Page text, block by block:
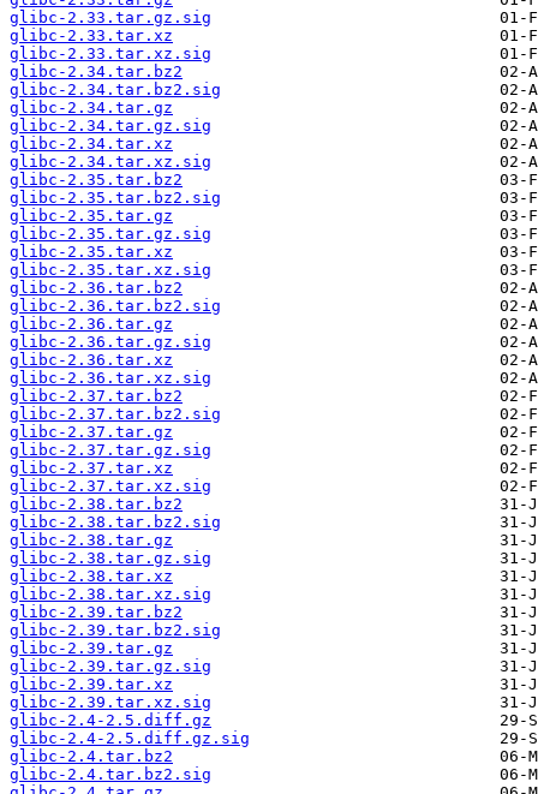
glibc-2.33.tar.gz.sig
glibc-2.33.tar.xz
glibc-2.33.tar.xz.sig
glibc-2.34.tar.bz2
glibc-2.34.tar.bz2.sig
glibc-2.34.tar.gz
glibc-2.34.tar.gz.sig
glibc-2.34.tar.xz
glibc-2.34.tar.xz.sig
glibc-2.35.tar.bz2
glibc-2.35.tar.bz2.sig
glibc-2.35.tar.gz
glibc-2.35.tar.gz.sig
glibc-2.35.tar.xz
glibc-2.35.tar.xz.sig
glibc-2.36.tar.bz2
glibc-2.36.tar.bz2.sig
glibc-2.36.tar.gz
glibc-2.36.tar.gz.sig
glibc-2.36.tar.xz
glibc-2.36.tar.xz.sig
glibc-2.37.tar.bz2
glibc-2.37.tar.bz2.sig
glibc-2.37.tar.gz
glibc-2.37.tar.gz.sig
glibc-2.37.tar.xz
glibc-2.37.tar.xz.sig
glibc-2.38.tar.bz2
glibc-2.38.tar.bz2.sig
glibc-2.38.tar.gz
glibc-2.38.tar.gz.sig
glibc-2.38.tar.xz
glibc-2.38.tar.xz.sig
glibc-2.39.tar.bz2
glibc-2.39.tar.bz2.sig
glibc-2.39.tar.gz
glibc-2.39.tar.gz.sig
glibc-2.39.tar.xz
glibc-2.39.tar.xz.sig
glibc-2.4-2.5.diff.gz
glibc-2.4-2.5.diff.gz.sig
glibc-2.4.tar.bz2
glibc-2.4.tar.bz2.sig